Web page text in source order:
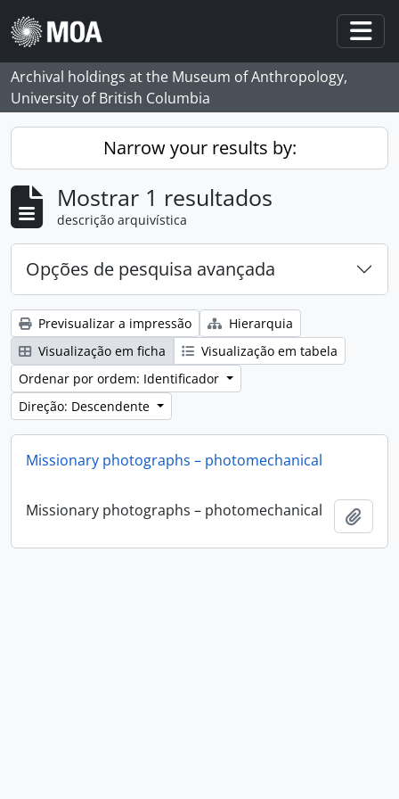
Skip to main content
Archival holdings at the Museum of Anthropology,
University of British Columbia
Narrow your results by:
Mostrar 1 resultados
descrição arquivística
Opções de pesquisa avançada
Previsualizar a impressão
Hierarquia
Visualização em ficha
Visualização em tabela
Ordenar por ordem: Identificador
Direção: Descendente
Missionary photographs – photomechanical
Missionary photographs – photomechanical